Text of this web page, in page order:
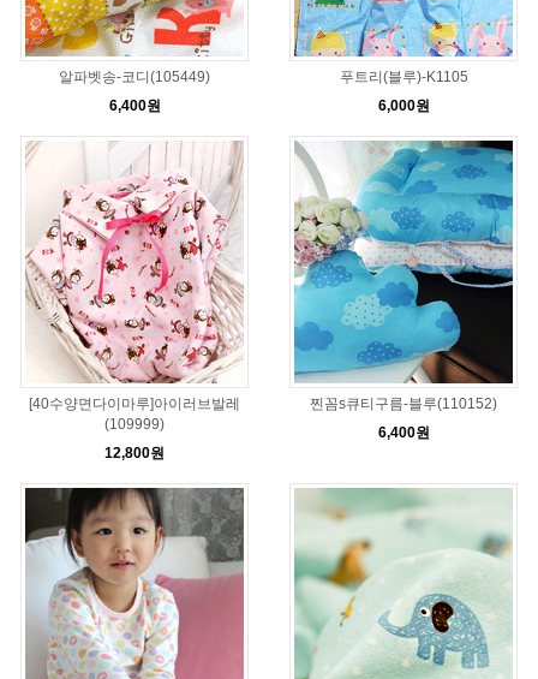
알파벳송-코디(105449)
6,400원
푸트리(블루)-K1105
6,000원
[40수양면다이마루]아이러브발레
(109999)
12,800원
찐꼼s큐티구름-블루(110152)
6,400원